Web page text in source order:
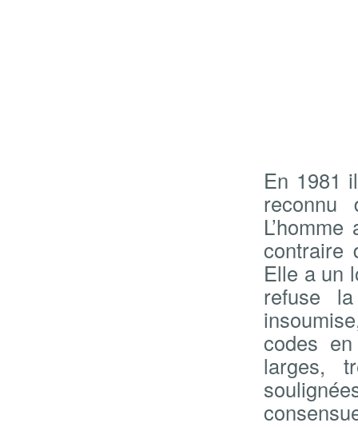
En 1981
reconnu
contraire
Elle a un
refuse
codes
larges,